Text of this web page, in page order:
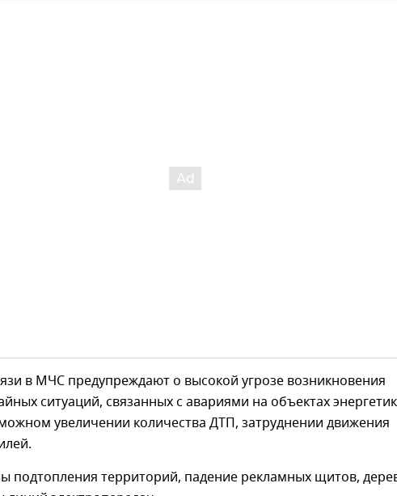
в МЧС предупреждают о высокой угрозе возникновения
ситуаций, связанных с авариями на объектах
увеличении количества ДТП, затруднении движения
подтопления территорий, падение рекламных щитов,